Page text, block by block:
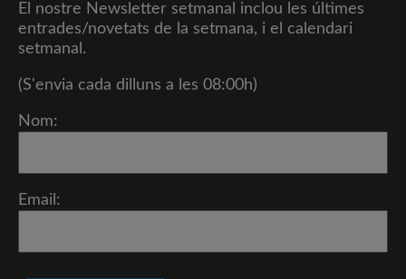
El nostre Newsletter setmanal inclou les últimes
entrades/novetats de la setmana, i el calendari
setmanal.
(S'envia cada dilluns a les 08:00h)
Nom:
Email: